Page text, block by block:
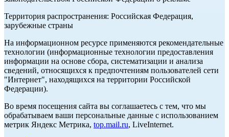
Территория распространения: Российская Федерация,
зарубежные страны
На информационном ресурсе применяются рекомендательные
технологии (информационные технологии предоставления
информации на основе сбора, систематизации и анализа
сведений, относящихся к предпочтениям пользователей сети
"Интернет", находящихся на территории Российской
Федерации).
Во время посещения сайта вы соглашаетесь с тем, что мы
обрабатываем ваши персональные данные с использованием
метрик Яндекс Метрика, top.mail.ru, LiveInternet.